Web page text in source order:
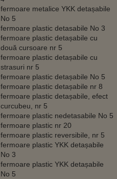
fermoare metalice YKK detașabile
No 5
fermoare plastic detasabile No 3
fermoare plastic detașabile cu
două cursoare nr 5
fermoare plastic detașabile cu
strasuri nr 5
fermoare plastic detașabile No 5
fermoare plastic detașabile nr 8
fermoare plastic detașabile, efect
curcubeu, nr 5
fermoare plastic nedetasabile No 5
fermoare plastic nr 20
fermoare plastic reversibile, nr 5
fermoare plastic YKK detașabile
No 3
fermoare plastic YKK detașabile
No 5